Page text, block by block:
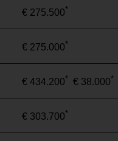
€ 275.500*
€ 275.000*
€ 434.200* € 38.000*
€ 303.700*